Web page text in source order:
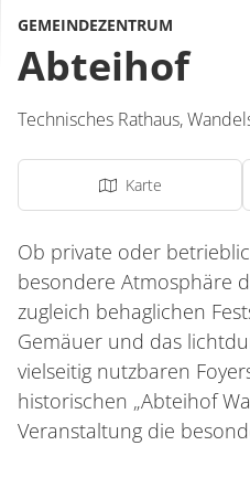
GEMEINDEZENTRUM
Abteihof
Technisches Rathaus,
Karte
Ob private oder
besondere Atmosphäre
zugleich behaglichen
Gemäuer und das
vielseitig nutzbaren
historischen „Abteihof
Veranstaltung die